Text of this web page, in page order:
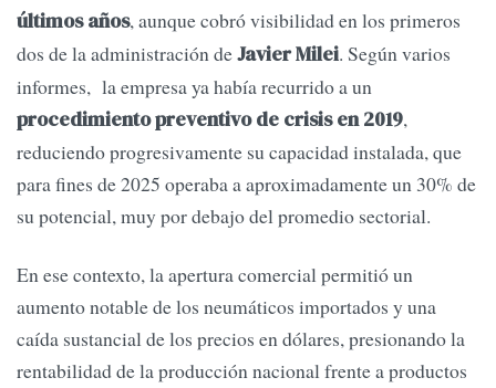
últimos años, aunque cobró visibilidad en los primeros
dos de la administración deJavier Milei. Según varios
informes, la empresa ya había recurrido a un
procedimiento preventivo de crisis en 2019,
reduciendo progresivamente su capacidad instalada, que
para fines de 2025 operaba a aproximadamente un 30% de
su potencial, muy por debajo del promedio sectorial.
En ese contexto, la apertura comercial permitió un
aumento notable de los neumáticos importados y una
caída sustancial de los precios en dólares, presionando la
rentabilidad de la producción nacional frente a productos